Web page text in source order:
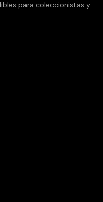
para coleccionistas y